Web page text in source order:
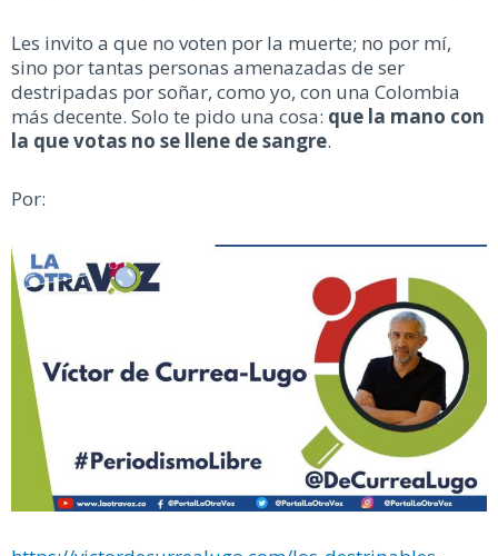
Les invito a que no voten por la muerte; no por mí,
sino por tantas personas amenazadas de ser
destripadas por soñar, como yo, con una Colombia
más decente. Solo te pido una cosa: que la mano con
la que votas no se llene de sangre.
Por: